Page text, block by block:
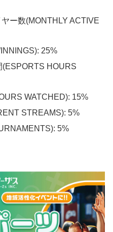
ー数(MONTHLY ACTIVE
25%
HOURS
WATCHED): 15%
STREAMS): 5%
5%